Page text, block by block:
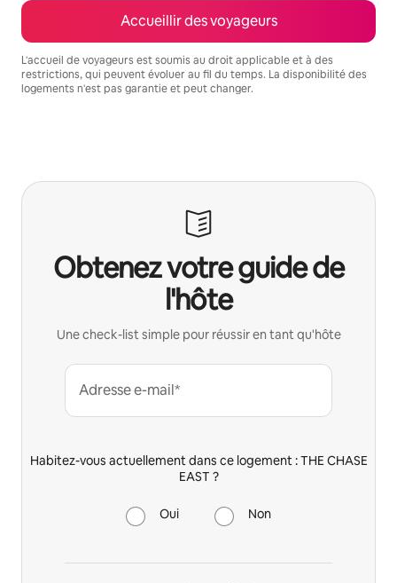
Accueillir des voyageurs
L'accueil de voyageurs est soumis au droit applicable et à des
restrictions, qui peuvent évoluer au fil du temps. La disponibilité des
logements n'est pas garantie et peut changer.
Obtenez votre guide de
l'hôte
Une check-list simple pour réussir en tant qu'hôte
Adresse e-mail*
Habitez-vous actuellement dans ce logement : THE CHASE
EAST ?
Oui Non